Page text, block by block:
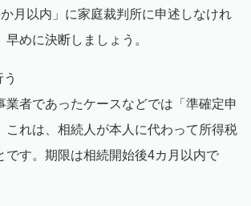
月以内」に家庭裁判所に申述しなけれ
めに決断しましょう。
業者であったケースなどでは「準確定申
これは、相続人が本人に代わって所得税
です。期限は相続開始後4カ月以内で